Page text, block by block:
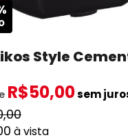
Style
à vista
R$50,00sem